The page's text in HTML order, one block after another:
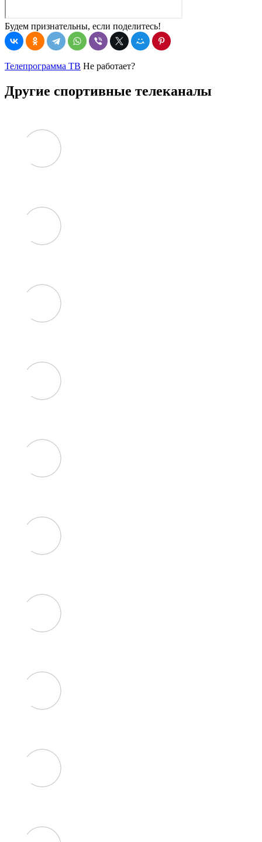
Будем признательны, если поделитесь!
Телепрограмма ТВ Не работает?
Другие спортивные телеканалы